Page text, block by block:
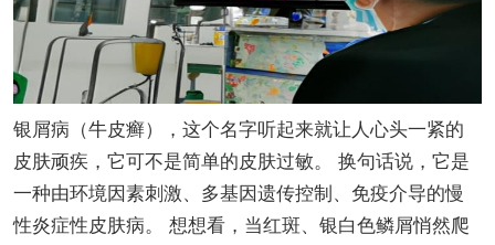
银屑病（牛皮癣），这个名字听起来就让人心头一紧的
皮肤顽疾，它可不是简单的皮肤过敏。 换句话说，它是
一种由环境因素刺激、多基因遗传控制、免疫介导的慢
性炎症性皮肤病。 想想看，当红斑、银白色鳞屑悄然爬